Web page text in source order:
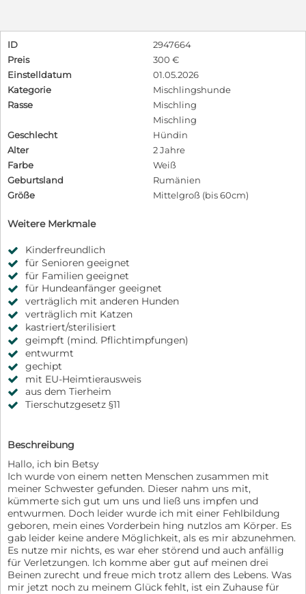
ID
2947664
Preis
300 €
Einstelldatum
01.05.2026
Kategorie
Mischlingshunde
Rasse
Mischling
Mischling
Geschlecht
Hündin
Alter
2 Jahre
Farbe
Weiß
Geburtsland
Rumänien
Größe
Mittelgroß (bis 60cm)
Weitere Merkmale
Kinderfreundlich
für Senioren geeignet
für Familien geeignet
für Hundeanfänger geeignet
verträglich mit anderen Hunden
verträglich mit Katzen
kastriert/sterilisiert
geimpft (mind. Pflichtimpfungen)
entwurmt
gechipt
mit EU-Heimtierausweis
aus dem Tierheim
Tierschutzgesetz §11
Beschreibung
Hallo, ich bin Betsy
Ich wurde von einem netten Menschen zusammen mit
meiner Schwester gefunden. Dieser nahm uns mit,
kümmerte sich gut um uns und ließ uns impfen und
entwurmen. Doch leider wurde ich mit einer Fehlbildung
geboren, mein eines Vorderbein hing nutzlos am Körper. Es
gab leider keine andere Möglichkeit, als es mir abzunehmen.
Es nutze mir nichts, es war eher störend und auch anfällig
für Verletzungen. Ich komme aber gut auf meinen drei
Beinen zurecht und freue mich trotz allem des Lebens. Was
mir jetzt noch zu meinem Glück fehlt, ist ein Zuhause für